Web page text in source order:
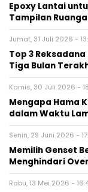
Epoxy Lantai
Tampilan
Jumat, 31 Juli 2026 -
Top 3
Tiga Bulan
Kamis, 30 Juli 2026 -
Mengapa Hama
dalam Waktu
Senin, 29 Juni 2026 -
Memilih Genset
Menghindari
Rabu, 13 Mei 2026 -